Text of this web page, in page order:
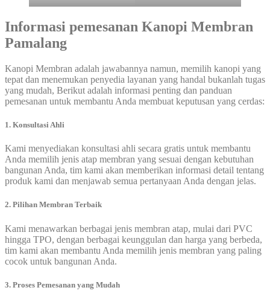
Informasi pemesanan Kanopi Membran
Pamalang
Kanopi Membran adalah jawabannya namun, memilih kanopi yang
tepat dan menemukan penyedia layanan yang handal bukanlah tugas
yang mudah, Berikut adalah informasi penting dan panduan
pemesanan untuk membantu Anda membuat keputusan yang cerdas:
1. Konsultasi Ahli
Kami menyediakan konsultasi ahli secara gratis untuk membantu
Anda memilih jenis atap membran yang sesuai dengan kebutuhan
bangunan Anda, tim kami akan memberikan informasi detail tentang
produk kami dan menjawab semua pertanyaan Anda dengan jelas.
2. Pilihan Membran Terbaik
Kami menawarkan berbagai jenis membran atap, mulai dari PVC
hingga TPO, dengan berbagai keunggulan dan harga yang berbeda,
tim kami akan membantu Anda memilih jenis membran yang paling
cocok untuk bangunan Anda.
3. Proses Pemesanan yang Mudah